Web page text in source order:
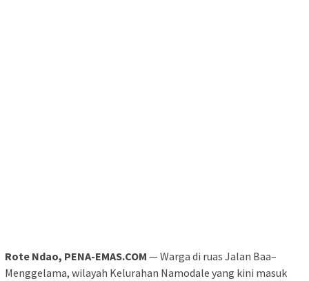
Rote Ndao, PENA-EMAS.COM — Warga di ruas Jalan Baa–
Menggelama, wilayah Kelurahan Namodale yang kini masuk